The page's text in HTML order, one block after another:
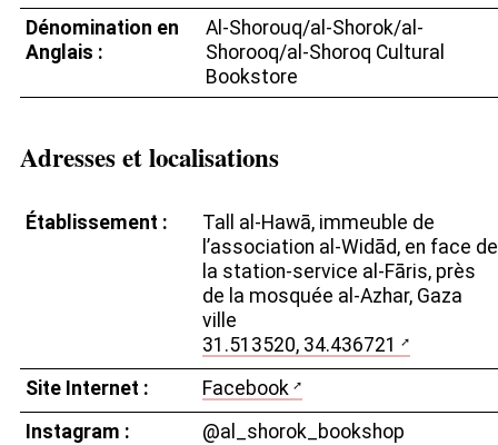
Dénomination en
Anglais :
Al-Shorouq/al-Shorok/al-
Shorooq/al-Shoroq Cultural
Bookstore
Adresses et localisations
Établissement :
Tall al-Hawā, immeuble de
l’association al-Widād, en face de
la station-service al-Fāris, près
de la mosquée al-Azhar, Gaza
ville
31.513520, 34.436721
Site Internet :
Facebook
Instagram :
@​​al_shorok_bookshop